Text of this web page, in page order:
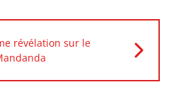
révélation sur le